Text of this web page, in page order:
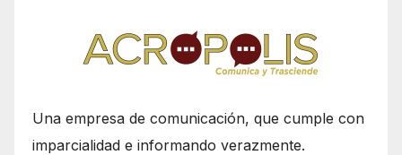
Una empresa de comunicación, que cumple con
imparcialidad e informando verazmente.